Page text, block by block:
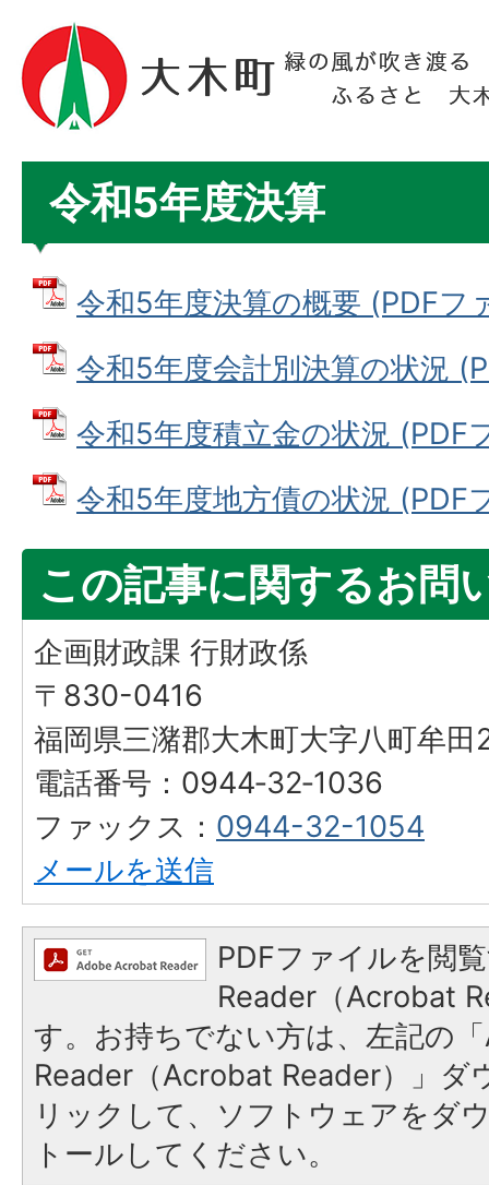
令和5年度決算
令和5年度決算の概要 (PDFフ
令和5年度会計別決算の状況
令和5年度積立金の状況 (PDF
令和5年度地方債の状況 (PDF
この記事に関するお問
企画財政課 行財政係
〒830-0416
福岡県三潴郡大木町大字八町牟
電話番号：0944‐32‐1036
ファックス： 0944-32-1054
メールを送信
PDFファイルを閲
Reader（Acrobat
す。お持ちでない方は、左記の
Reader（Acrobat Reader）」ダ
リックして、ソフトウェアをダ
トールしてください。